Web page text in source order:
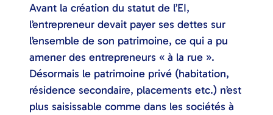
Avant la création du statut de l’EI,
l’entrepreneur devait payer ses dettes sur
l’ensemble de son patrimoine, ce qui a pu
amener des entrepreneurs « à la rue ».
Désormais le patrimoine privé (habitation,
résidence secondaire, placements etc.) n’est
plus saisissable comme dans les sociétés à